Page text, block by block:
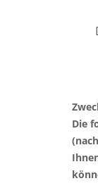
Die